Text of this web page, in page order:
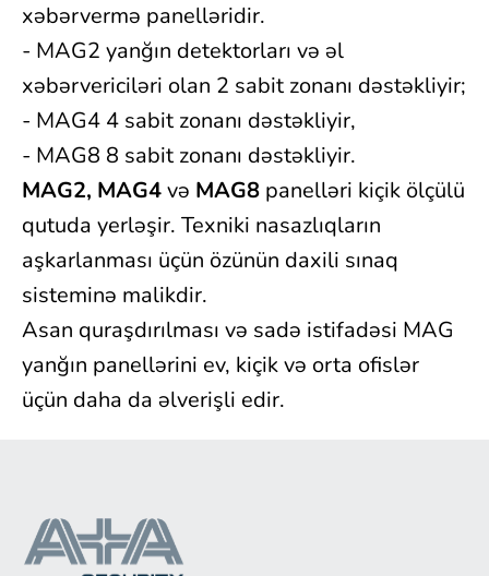
xəbərvermə panelləridir.
- MAG2 yanğın detektorları və əl
xəbərvericiləri olan 2 sabit zonanı dəstəkliyir;
- MAG4 4 sabit zonanı dəstəkliyir,
- MAG8 8 sabit zonanı dəstəkliyir.
MAG2, MAG4və MAG8 panelləri kiçik ölçülü
qutuda yerləşir. Texniki nasazlıqların
aşkarlanması üçün özünün daxili sınaq
sisteminə malikdir.
Asan quraşdırılması və sadə istifadəsi MAG
yanğın panellərini ev, kiçik və orta ofislər
üçün daha da əlverişli edir.